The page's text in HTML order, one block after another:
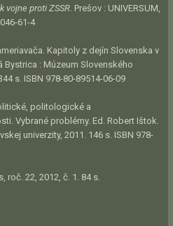
vojne proti ZSSR . Prešov : UNIVERSUM,
61-4
Kapitoly z dejín Slovenska v
Bystrica : Múzeum Slovenského
s. ISBN 978-80-89514-06-09
politologické a
Vybrané problémy. Ed. Robert Ištok.
univerzity, 2011. 146 s. ISBN 978-
roč. 22, 2012, č. 1. 84 s.